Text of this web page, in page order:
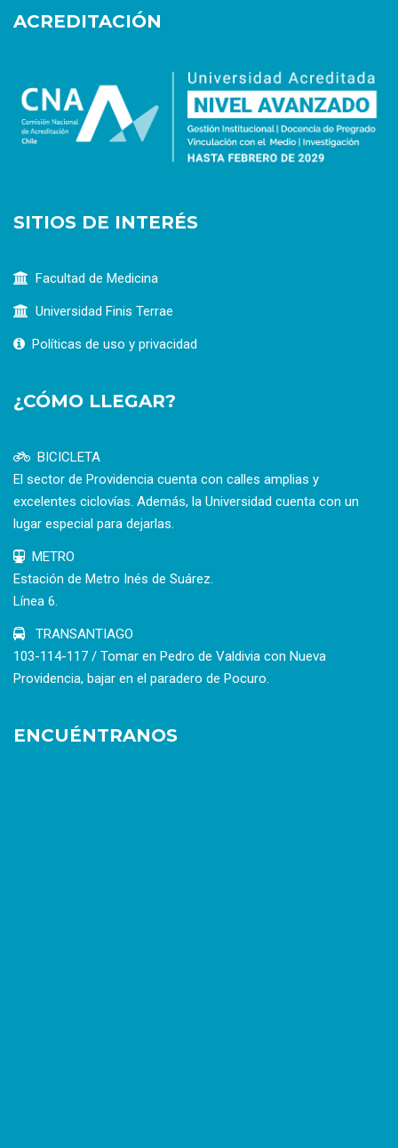
ACREDITACIÓN
SITIOS DE INTERÉS
Facultad de Medicina
Universidad Finis Terrae
Políticas de uso y privacidad
¿CÓMO LLEGAR?
BICICLETA
El sector de Providencia cuenta con calles amplias y
excelentes ciclovías. Además, la Universidad cuenta con un
lugar especial para dejarlas.
METRO
Estación de Metro Inés de Suárez.
Línea 6.
TRANSANTIAGO
103-114-117 / Tomar en Pedro de Valdivia con Nueva
Providencia, bajar en el paradero de Pocuro.
ENCUÉNTRANOS